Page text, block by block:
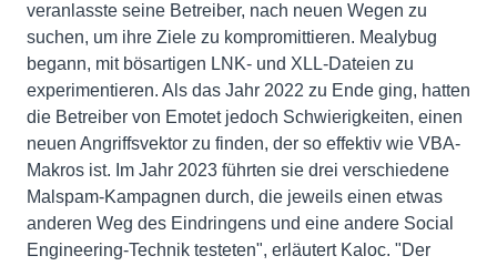
veranlasste seine Betreiber, nach neuen Wegen zu
suchen, um ihre Ziele zu kompromittieren. Mealybug
begann, mit bösartigen LNK- und XLL-Dateien zu
experimentieren. Als das Jahr 2022 zu Ende ging, hatten
die Betreiber von Emotet jedoch Schwierigkeiten, einen
neuen Angriffsvektor zu finden, der so effektiv wie VBA-
Makros ist. Im Jahr 2023 führten sie drei verschiedene
Malspam-Kampagnen durch, die jeweils einen etwas
anderen Weg des Eindringens und eine andere Social
Engineering-Technik testeten", erläutert Kaloc. "Der